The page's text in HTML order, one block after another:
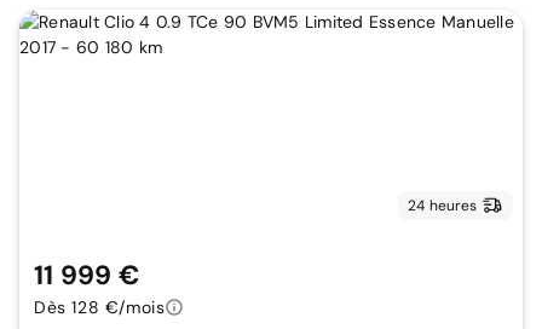
24 heures
11 999 €
Dès 128 €/mois